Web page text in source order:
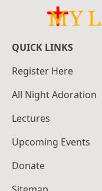
QUICK LINKS
Register Here
All Night Adoration
Lectures
Upcoming Events
Donate